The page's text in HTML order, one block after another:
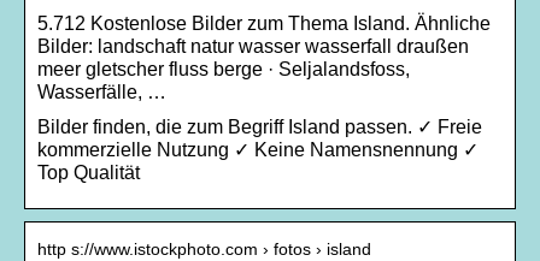
5.712 Kostenlose Bilder zum Thema Island. Ähnliche
Bilder: landschaft natur wasser wasserfall draußen
meer gletscher fluss berge · Seljalandsfoss,
Wasserfälle, …
Bilder finden, die zum Begriff Island passen. ✓ Freie
kommerzielle Nutzung ✓ Keine Namensnennung ✓
Top Qualität
http s://www.istockphoto.com › fotos › island